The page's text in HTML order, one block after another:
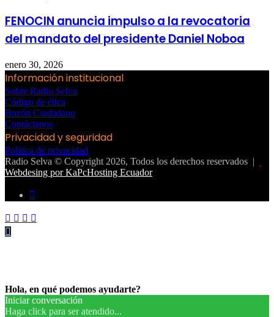
FENOCIN anuncia impulso a la revocatoria
del mandato del presidente Daniel Noboa
enero 30, 2026
Información institucional
Sobre Radio Selva
Código de ética
Buzón Ciudadano
Contáctanos
Privacidad y seguridad
Política de privacidad
Radio Selva © Copyright 2026, Todos los derechos reservados |
Webdesing por KaPcHosting Ecuador
Facebook
Twitter
WhatsApp
Botón
volver
Hola, en qué podemos ayudarte?
Iniciar conversación
Haga click para ser atendido...